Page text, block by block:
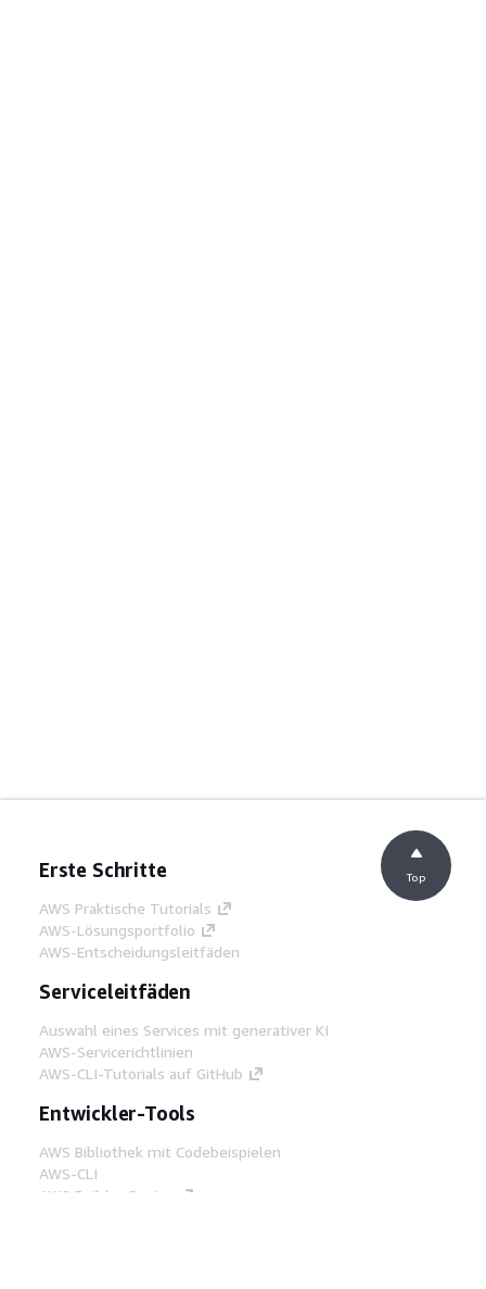
Erste Schritte
AWS Praktische Tutorials
AWS-Lösungsportfolio
AWS-Entscheidungsleitfäden
Serviceleitfäden
Auswahl eines Services mit generativer KI
AWS-Servicerichtlinien
AWS-CLI-Tutorials auf GitHub
Entwickler-Tools
AWS Bibliothek mit Codebeispielen
AWS-CLI
AWS Builder Center
Top